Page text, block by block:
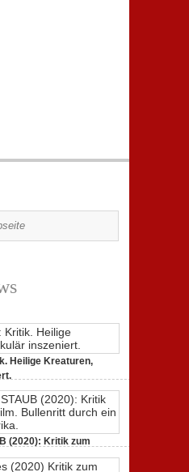
Heilige Kreaturen,
(2020): Kritik zum